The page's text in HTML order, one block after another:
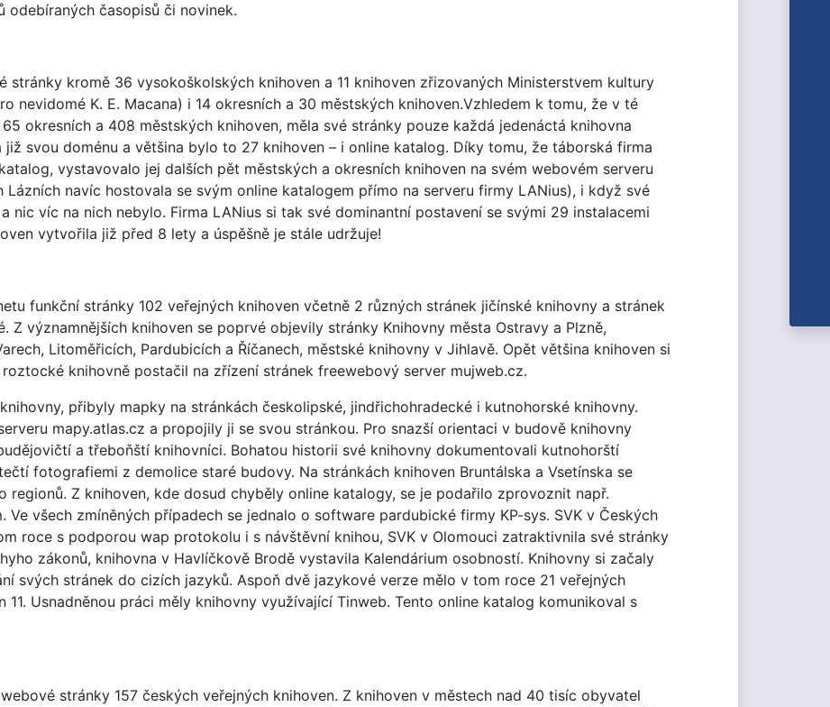
odebíraných časopisů či novinek.
stránky kromě 36 vysokoškolských knihoven a 11 knihoven zřizovaných Ministerstvem kultury
nevidomé K. E. Macana) i 14 okresních a 30 městských knihoven.Vzhledem k tomu, že v té
okresních a 408 městských knihoven, měla své stránky pouze každá jedenáctá knihovna
svou doménu a většina bylo to 27 knihoven – i online katalog. Díky tomu, že táborská firma
vystavovalo jej dalších pět městských a okresních knihoven na svém webovém serveru
Lázních navíc hostovala se svým online katalogem přímo na serveru firmy LANius), i když své
nic víc na nich nebylo. Firma LANius si tak své dominantní postavení se svými 29 instalacemi
vytvořila již před 8 lety a úspěšně je stále udržuje!
funkční stránky 102 veřejných knihoven včetně 2 různých stránek jičínské knihovny a stránek
Z významnějších knihoven se poprvé objevily stránky Knihovny města Ostravy a Plzně,
Litoměřicích, Pardubicích a Říčanech, městské knihovny v Jihlavě. Opět většina knihoven si
knihovně postačil na zřízení stránek freewebový server mujweb.cz.
přibyly mapky na stránkách českolipské, jindřichohradecké i kutnohorské knihovny.
mapy.atlas.cz a propojily ji se svou stránkou. Pro snazší orientaci v budově knihovny
a třeboňští knihovníci. Bohatou historii své knihovny dokumentovali kutnohorští
fotografiemi z demolice staré budovy. Na stránkách knihoven Bruntálska a Vsetínska se
Z knihoven, kde dosud chyběly online katalogy, se je podařilo zprovoznit např.
Ve všech zmíněných případech se jednalo o software pardubické firmy KP-sys. SVK v Českých
roce s podporou wap protokolu i s návštěvní knihou, SVK v Olomouci zatraktivnila své stránky
zákonů, knihovna v Havlíčkově Brodě vystavila Kalendárium osobností. Knihovny si začaly
svých stránek do cizích jazyků. Aspoň dvě jazykové verze mělo v tom roce 21 veřejných
Usnadněnou práci měly knihovny využívající Tinweb. Tento online katalog komunikoval s
stránky 157 českých veřejných knihoven. Z knihoven v městech nad 40 tisíc obyvatel